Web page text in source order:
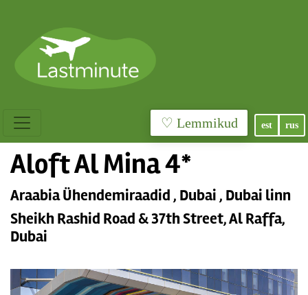
♡ Lemmikud est rus
Aloft Al Mina 4*
Araabia Ühendemiraadid , Dubai , Dubai linn
Sheikh Rashid Road & 37th Street, Al Raffa,
Dubai